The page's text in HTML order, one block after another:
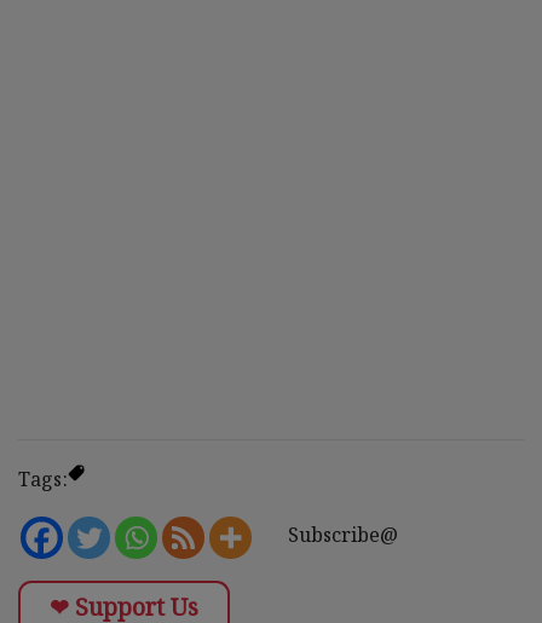
Tags:
Subscribe@
❤ Support Us